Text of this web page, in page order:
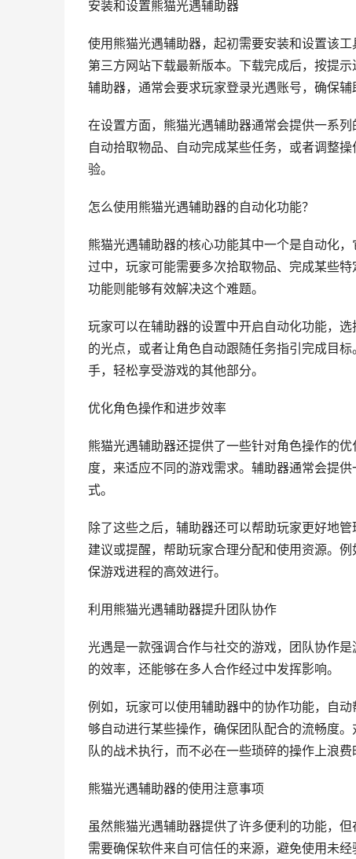
安装和设置熊猫光遇辅助器
使用熊猫光遇辅助器，起初需要安装和设置该
第三方网站下载最新版本。下载完成后，按提
辅助器，通常会要求玩家登录光遇账号，确保辅
在设置方面，熊猫光遇辅助器通常会提供一系
自动拾取物品、自动完成某些任务，或者调整
验。
怎么使用熊猫光遇辅助器的自动化功能？
熊猫光遇辅助器的核心功能其中一个是自动化
过中，玩家可能需要多次拾取物品、完成某些
功能则能够有效解决这个难题。
玩家可以在辅助器的设置中开启自动化功能，
的光点，或者让角色自动跟随任务指引完成目
手，轻松享受游戏的其他部分。
优化角色操作和进步效率
熊猫光遇辅助器还提供了一些针对角色操作的
度，来适应不同的游戏需求。辅助器通常会提
式。
除了这些之后，辅助器还可以帮助玩家更好地
建议或提醒，帮助玩家合理分配和使用资源。
保游戏进程的高效进行。
利用熊猫光遇辅助器提升团队协作
光遇是一款强调合作与社交的游戏，团队协作
的效率，还能够在多人合作经过中发挥影响。
例如，玩家可以使用辅助器中的协作功能，自
够自动进行某些操作，确保团队配合的流畅度
队的战术执行，而不必在一些琐碎的操作上浪费
熊猫光遇辅助器的使用注意事项
虽然熊猫光遇辅助器提供了许多便利的功能，
需要确保软件来自可信任的来源，避免使用未